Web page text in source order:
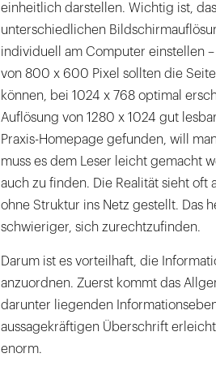
einheitlich darstellen. Wichtig ist,
unterschiedlichen
individuell am Computer einstellen
von 800 x 600 Pixel sollten die
können, bei 1024 x 768 optimal
Auflösung von 1280 x 1024 gut
Praxis-Homepage gefunden, will
muss es dem Leser leicht gemacht
auch zu finden. Die Realität sieht oft
ohne Struktur ins Netz gestellt. Das
schwieriger, sich zurechtzufinden.
Darum ist es vorteilhaft, die
anzuordnen. Zuerst kommt das
darunter liegenden
aussagekräftigen Überschrift
enorm.